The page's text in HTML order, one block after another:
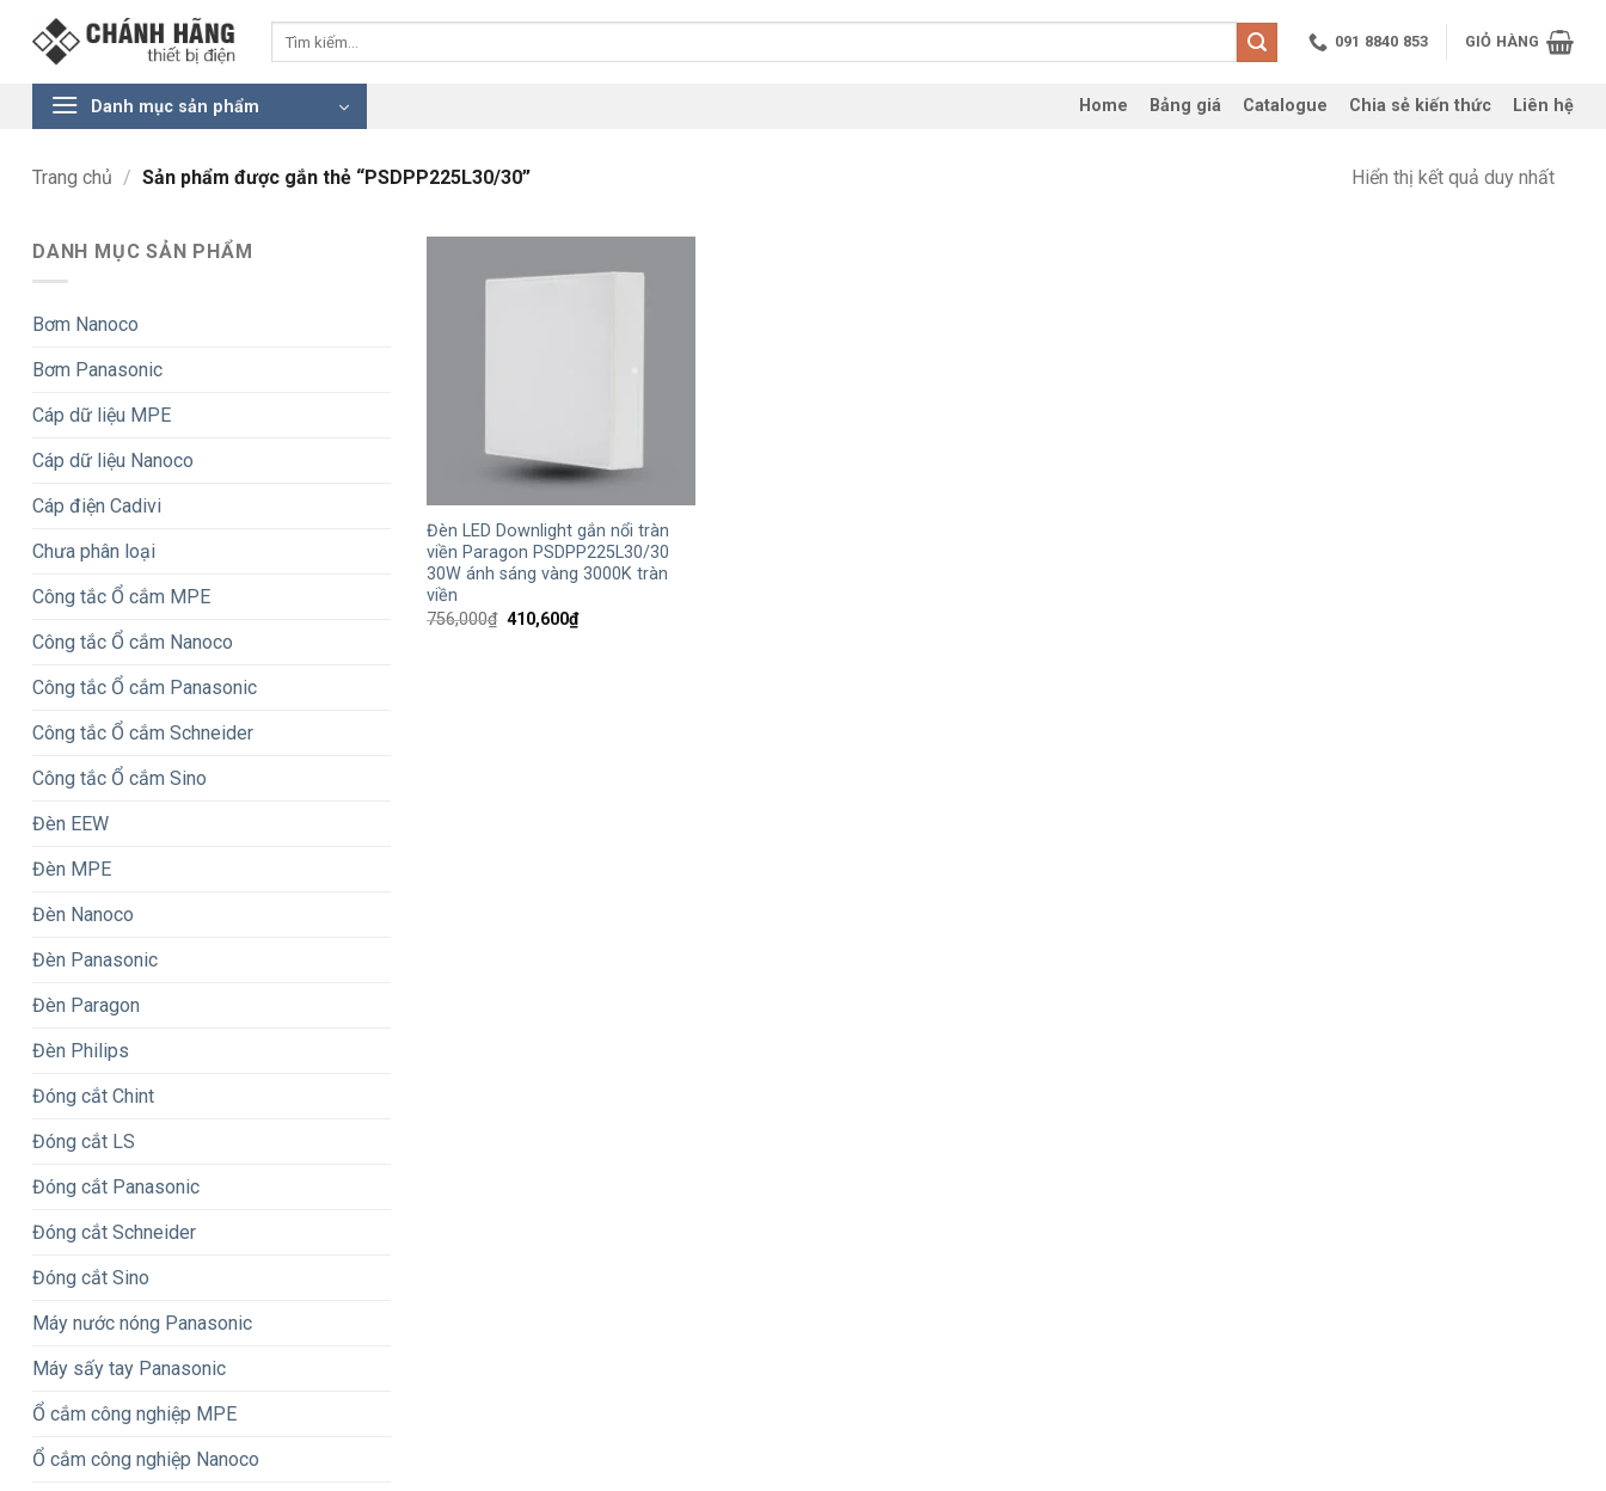
091 8840 853 GIỎ HÀNG
Danh mục sản phẩm Home Bảng giá Catalogue Chia sẻ kiến thức Liên hệ
Trang chủ / Sản phẩm được gắn thẻ “PSDPP225L30/30” Hiển thị kết quả duy nhất
DANH MỤC SẢN PHẨM
Bơm Nanoco
Bơm Panasonic
Cáp dữ liệu MPE
Cáp dữ liệu Nanoco
Cáp điện Cadivi
Chưa phân loại
Công tắc Ổ cắm MPE
Công tắc Ổ cắm Nanoco
Công tắc Ổ cắm Panasonic
Công tắc Ổ cắm Schneider
Công tắc Ổ cắm Sino
Đèn EEW
Đèn MPE
Đèn Nanoco
Đèn Panasonic
Đèn Paragon
Đèn Philips
Đóng cắt Chint
Đóng cắt LS
Đóng cắt Panasonic
Đóng cắt Schneider
Đóng cắt Sino
Máy nước nóng Panasonic
Máy sấy tay Panasonic
Ổ cắm công nghiệp MPE
Ổ cắm công nghiệp Nanoco
Đèn LED Downlight gắn nổi tràn
viền Paragon PSDPP225L30/30
30W ánh sáng vàng 3000K tràn
viền
756,000₫ Giá
410,600₫Giá
hiện